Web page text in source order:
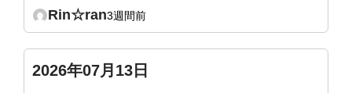
うで、シャキッとしました。ぽっこりになって
な？やりやすくなりました。
Rin☆ran3週間前
2026年07月13日